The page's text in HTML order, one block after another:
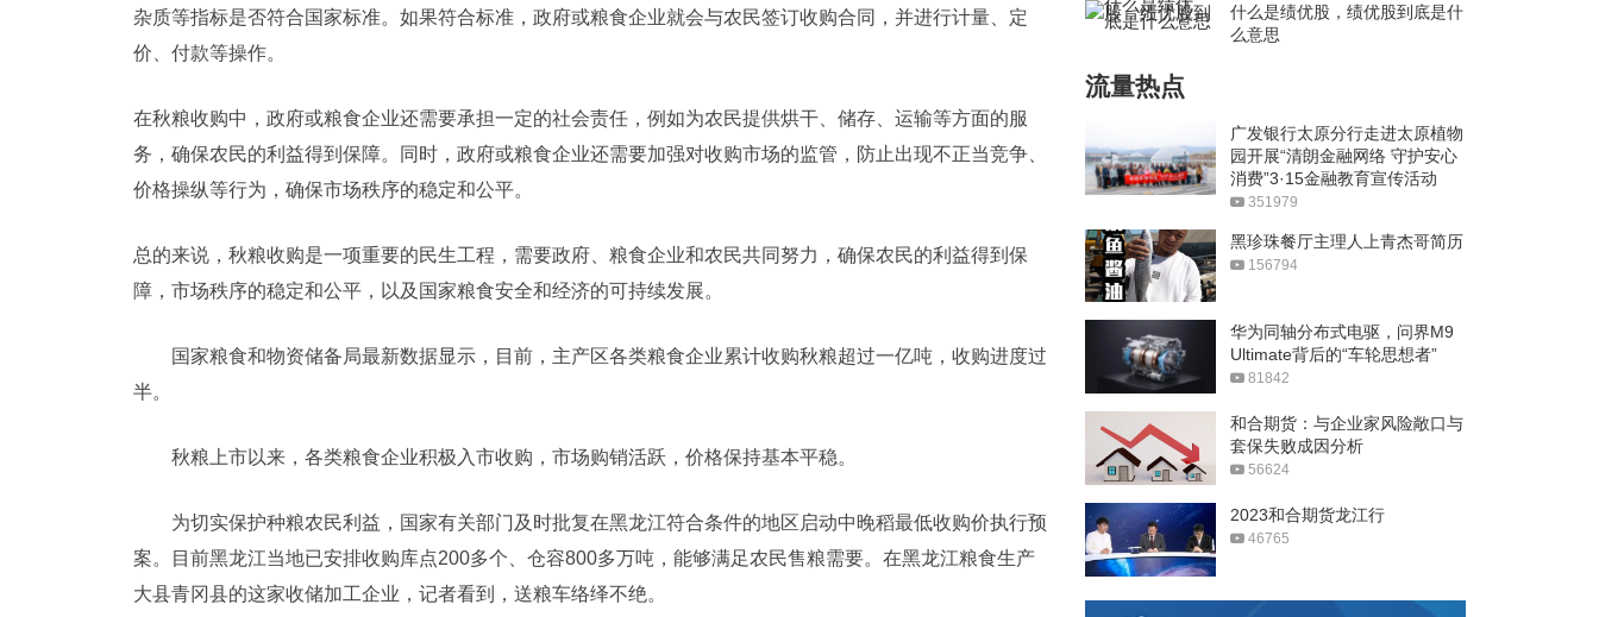
杂质等指标是否符合国家标准。如果符合标准，政府或粮食企业就会与农民签订收购合同，并进行计量、定
价、付款等操作。
在秋粮收购中，政府或粮食企业还需要承担一定的社会责任，例如为农民提供烘干、储存、运输等方面的服
务，确保农民的利益得到保障。同时，政府或粮食企业还需要加强对收购市场的监管，防止出现不正当竞争、
价格操纵等行为，确保市场秩序的稳定和公平。
总的来说，秋粮收购是一项重要的民生工程，需要政府、粮食企业和农民共同努力，确保农民的利益得到保
障，市场秩序的稳定和公平，以及国家粮食安全和经济的可持续发展。
国家粮食和物资储备局最新数据显示，目前，主产区各类粮食企业累计收购秋粮超过一亿吨，收购进度过
半。
秋粮上市以来，各类粮食企业积极入市收购，市场购销活跃，价格保持基本平稳。
为切实保护种粮农民利益，国家有关部门及时批复在黑龙江符合条件的地区启动中晚稻最低收购价执行预
案。目前黑龙江当地已安排收购库点200多个、仓容800多万吨，能够满足农民售粮需要。在黑龙江粮食生产
大县青冈县的这家收储加工企业，记者看到，送粮车络绎不绝。
什么是绩优股，绩优股到底是什
么意思
流量热点
广发银行太原分行走进太原植物
园开展“清朗金融网络 守护安心
消费”3·15金融教育宣传活动
351979
黑珍珠餐厅主理人上青杰哥简历
156794
华为同轴分布式电驱，问界M9
Ultimate背后的“车轮思想者”
81842
和合期货：与企业家风险敞口与
套保失败成因分析
56624
2023和合期货龙江行
46765